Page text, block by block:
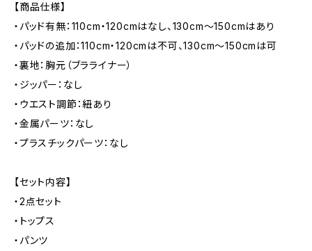
【商品仕様】
・パッド有無：110cm・120cmはなし、130cm〜150cmはあり
・パッドの追加：110cm・120cmは不可、130cm〜150cmは可
・裏地：胸元（ブラライナー）
・ジッパー：なし
・ウエスト調節：紐あり
・金属パーツ：なし
・プラスチックパーツ：なし
【セット内容】
・2点セット
・トップス
・パンツ